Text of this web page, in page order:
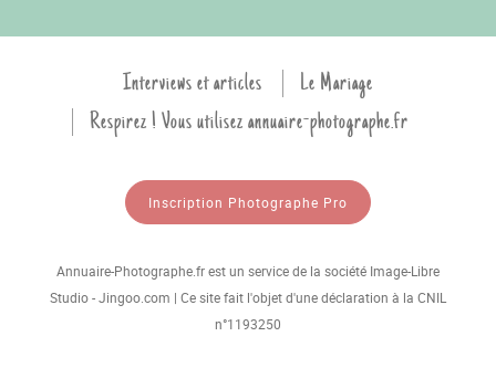
Interviews et articles
Le Mariage
Respirez ! Vous utilisez annuaire-photographe.fr
Inscription Photographe Pro
Annuaire-Photographe.fr est un service de la société Image-Libre
Studio - Jingoo.com | Ce site fait l'objet d'une déclaration à la CNIL
n°1193250